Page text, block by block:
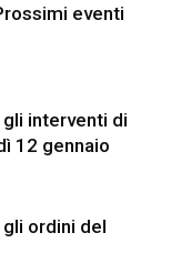
eventi
interventi di
12 gennaio
ordini del